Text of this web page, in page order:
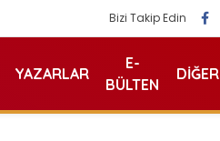
Bizi Takip Edin
YAZARLAR
E-
BÜLTEN
DIĞER